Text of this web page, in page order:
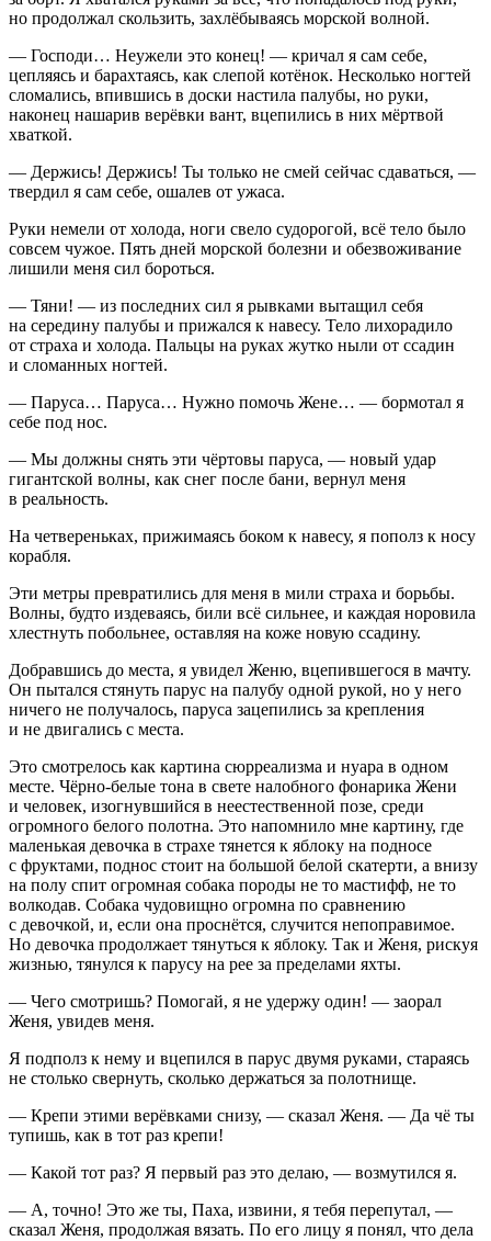
но продолжал скользить, захлёбываясь морской волной.
— Господи… Неужели это конец! — кричал я сам себе,
цепляясь и барахтаясь, как слепой котёнок. Несколько ногтей
сломались, впившись в доски настила палубы, но руки,
наконец нашарив верёвки вант, вцепились в них мёртвой
хваткой.
— Держись! Держись! Ты только не смей сейчас сдаваться, —
твердил я сам себе, ошалев от ужаса.
Руки немели от холода, ноги свело судорогой, всё тело было
совсем чужое. Пять дней морской болезни и обезвоживание
лишили меня сил бороться.
— Тяни! — из последних сил я рывками вытащил себя
на середину палубы и прижался к навесу. Тело лихорадило
от страха и холода. Пальцы на руках жутко ныли от ссадин
и сломанных ногтей.
— Паруса… Паруса… Нужно помочь Жене… — бормотал я
себе под нос.
— Мы должны снять эти чёртовы паруса, — новый удар
гигантской волны, как снег после бани, вернул меня
в реальность.
На четвереньках, прижимаясь боком к навесу, я пополз к носу
корабля.
Эти метры превратились для меня в мили страха и борьбы.
Волны, будто издеваясь, били всё сильнее, и каждая норовила
хлестнуть побольнее, оставляя на коже новую ссадину.
Добравшись до места, я увидел Женю, вцепившегося в мачту.
Он пытался стянуть парус на палубу одной рукой, но у него
ничего не получалось, паруса зацепились за крепления
и не двигались с места.
Это смотрелось как картина сюрреализма и нуара в одном
месте. Чёрно-белые тона в свете налобного фонарика Жени
и человек, изогнувшийся в неестественной позе, среди
огромного белого полотна. Это напомнило мне картину, где
маленькая девочка в страхе тянется к яблоку на подносе
с фруктами, поднос стоит на большой белой скатерти, а внизу
на полу спит огромная собака породы не то мастифф, не то
волкодав. Собака чудовищно огромна по сравнению
с девочкой, и, если она проснётся, случится непоправимое.
Но девочка продолжает тянуться к яблоку. Так и Женя, рискуя
жизнью, тянулся к парусу на рее за пределами яхты.
— Чего смотришь? Помогай, я не удержу один! — заорал
Женя, увидев меня.
Я подполз к нему и вцепился в парус двумя руками, стараясь
не столько свернуть, сколько держаться за полотнище.
— Крепи этими верёвками снизу, — сказал Женя. — Да чё ты
тупишь, как в тот раз крепи!
— Какой тот раз? Я первый раз это делаю, — возмутился я.
— А, точно! Это же ты, Паха, извини, я тебя перепутал, —
сказал Женя, продолжая вязать. По его лицу я понял, что дела